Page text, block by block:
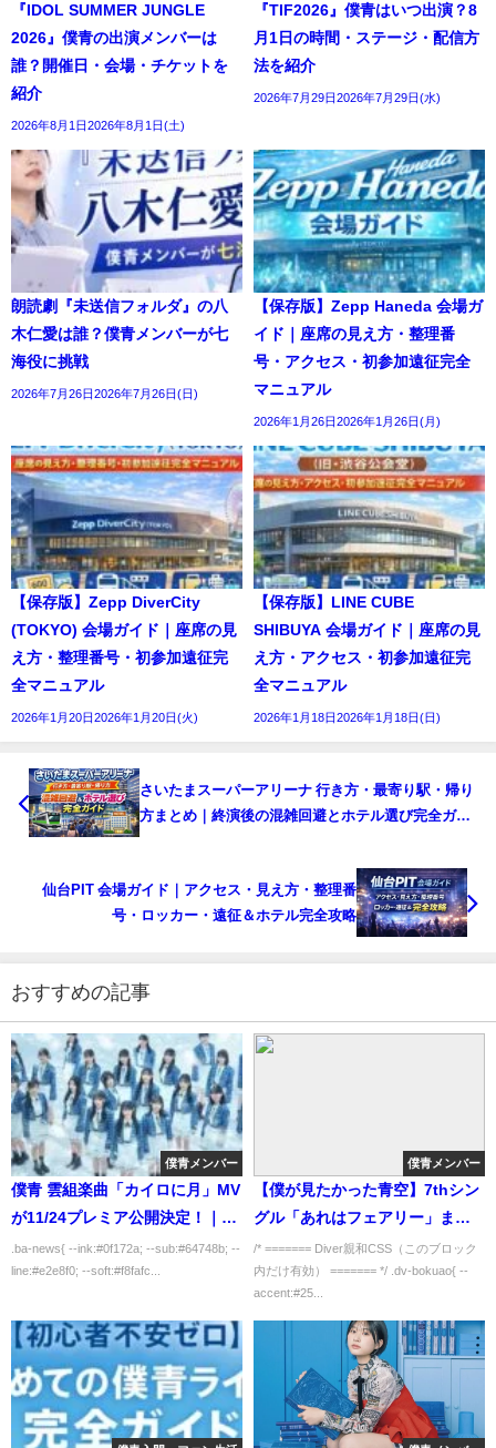
『IDOL SUMMER JUNGLE
2026』僕青の出演メンバーは
誰？開催日・会場・チケットを
紹介
2026年8月1日2026年8月1日(土)
『TIF2026』僕青はいつ出演？8
月1日の時間・ステージ・配信方
法を紹介
2026年7月29日2026年7月29日(水)
朗読劇『未送信フォルダ』の八
木仁愛は誰？僕青メンバーが七
海役に挑戦
2026年7月26日2026年7月26日(日)
【保存版】Zepp Haneda 会場ガ
イド｜座席の見え方・整理番
号・アクセス・初参加遠征完全
マニュアル
2026年1月26日2026年1月26日(月)
【保存版】Zepp DiverCity
(TOKYO) 会場ガイド｜座席の見
え方・整理番号・初参加遠征完
全マニュアル
2026年1月20日2026年1月20日(火)
【保存版】LINE CUBE
SHIBUYA 会場ガイド｜座席の見
え方・アクセス・初参加遠征完
全マニュアル
2026年1月18日2026年1月18日(日)
さいたまスーパーアリーナ 行き方・最寄り駅・帰り
方まとめ｜終演後の混雑回避とホテル選び完全ガイ
仙台PIT 会場ガイド｜アクセス・見え方・整理番
号・ロッカー・遠征＆ホテル完全攻略
おすすめの記事
僕青メンバー
僕青 雲組楽曲「カイロに月」MV
が11/24プレミア公開決定！｜最
新情報まとめ
.ba-news{ --ink:#0f172a; --sub:#64748b; --
line:#e2e8f0; --soft:#f8fafc...
僕青メンバー
【僕が見たかった青空】7thシン
グル「あれはフェアリー」まと
め
/* ======= Diver親和CSS（このブロック
内だけ有効） ======= */ .dv-bokuao{ --
accent:#25...